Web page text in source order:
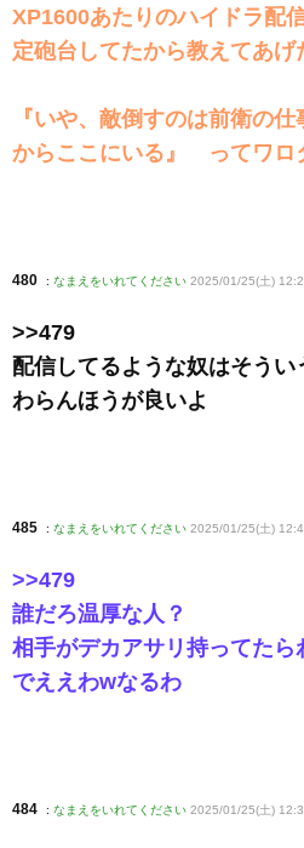
XP1600あたりのハイドラ配
定砲台してたから教えてあげ
『いや、敵倒すのは前衛の
からここにいる』 ってワロ
480 : なまえをいれてください 2025/01/25(土)
>>479
配信してるような奴はそうい
わらんほうが良いよ
485 : なまえをいれてください 2025/01/25(土)
>>479
誰だろ温厚な人？
相手がデカアサリ持ってた
でええわwなるわ
484 : なまえをいれてください 2025/01/25(土)